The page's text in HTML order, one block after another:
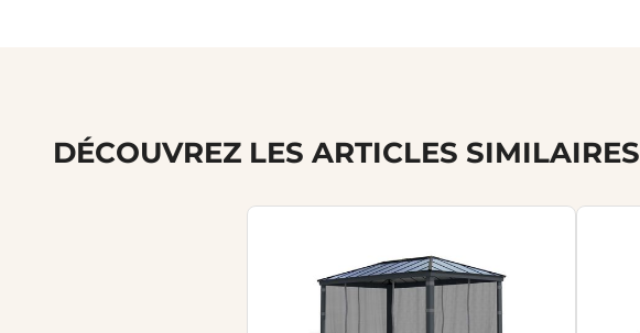
DÉCOUVREZ LES ARTICLES SIMILAIRES